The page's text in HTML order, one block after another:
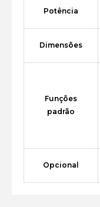
Potência
Dimensões
Funções
padrão
Opcional